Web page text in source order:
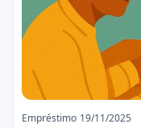
Empréstimo 19/11/2025